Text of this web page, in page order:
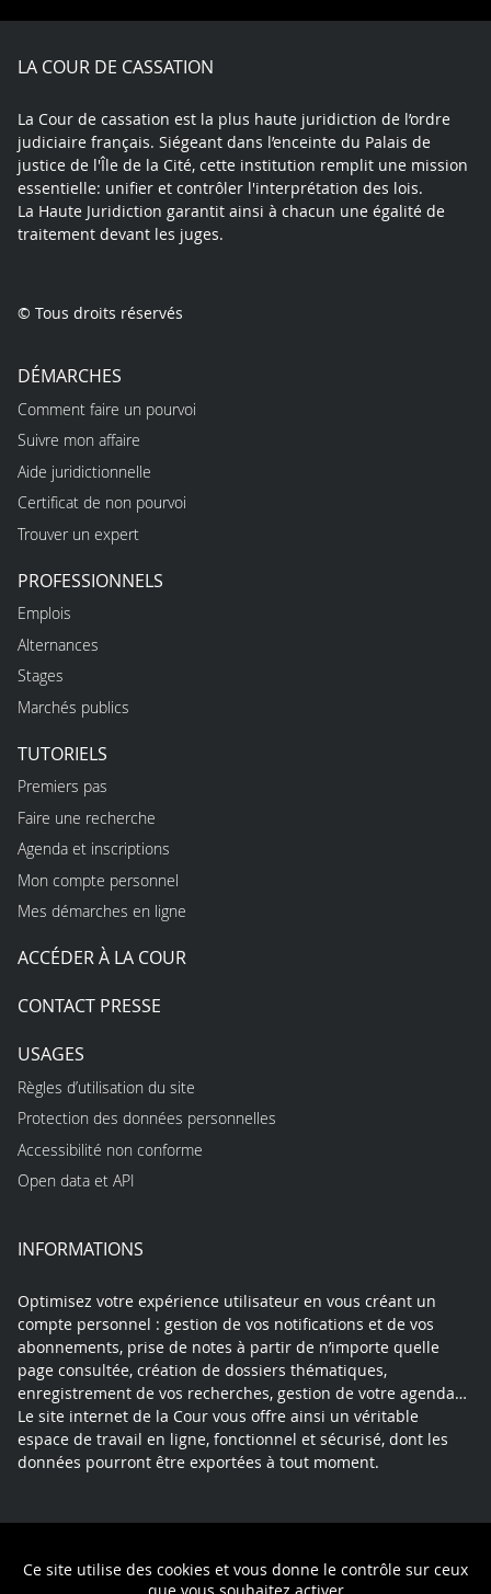
Ce site utilise des cookies et vous donne le contrôle sur ceux
que vous souhaitez activer
X
FacebookYoutubeLinkedInInstagram
LA COUR DE CASSATION
La Cour de cassation est la plus haute juridiction de l’ordre
judiciaire français. Siégeant dans l’enceinte du Palais de
justice de l'Île de la Cité, cette institution remplit une mission
essentielle: unifier et contrôler l'interprétation des lois.
La Haute Juridiction garantit ainsi à chacun une égalité de
traitement devant les juges.
© Tous droits réservés
DÉMARCHES
Comment faire un pourvoi
Suivre mon affaire
Aide juridictionnelle
Certificat de non pourvoi
Trouver un expert
PROFESSIONNELS
Emplois
Alternances
Stages
Marchés publics
TUTORIELS
Premiers pas
Faire une recherche
Agenda et inscriptions
Mon compte personnel
Mes démarches en ligne
ACCÉDER À LA COUR
CONTACT PRESSE
USAGES
Règles d’utilisation du site
Protection des données personnelles
Accessibilité non conforme
Open data et API
INFORMATIONS
Optimisez votre expérience utilisateur en vous créant un
compte personnel : gestion de vos notifications et de vos
abonnements, prise de notes à partir de n’importe quelle
page consultée, création de dossiers thématiques,
enregistrement de vos recherches, gestion de votre agenda…
Le site internet de la Cour vous offre ainsi un véritable
espace de travail en ligne, fonctionnel et sécurisé, dont les
données pourront être exportées à tout moment.
Politique de confidentialité